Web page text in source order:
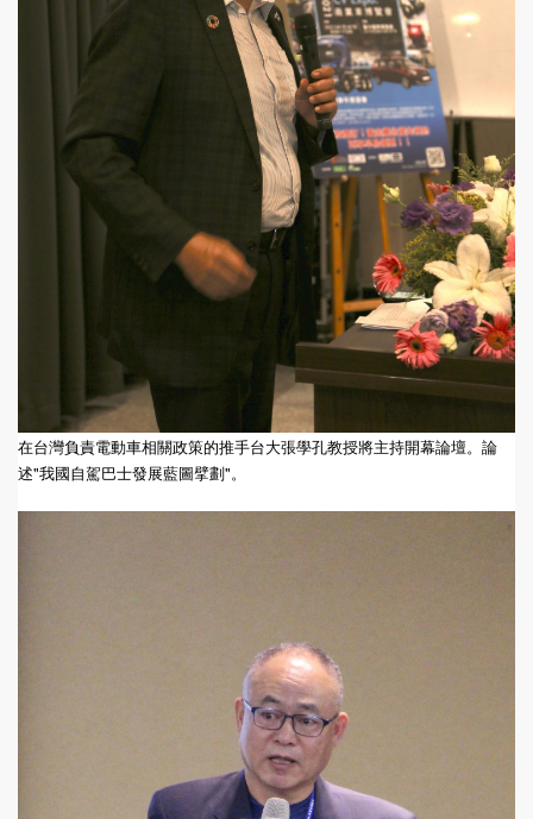
在台灣負責電動車相關政策的推手台大張學孔教授將主持開幕論壇。論
述"我國自駕巴士發展藍圖擘劃"。